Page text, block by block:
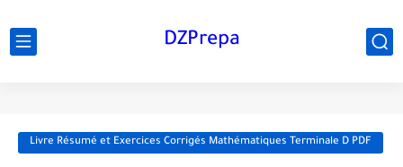
DZPrepa
Livre Résumé et Exercices Corrigés Mathématiques Terminale D PDF